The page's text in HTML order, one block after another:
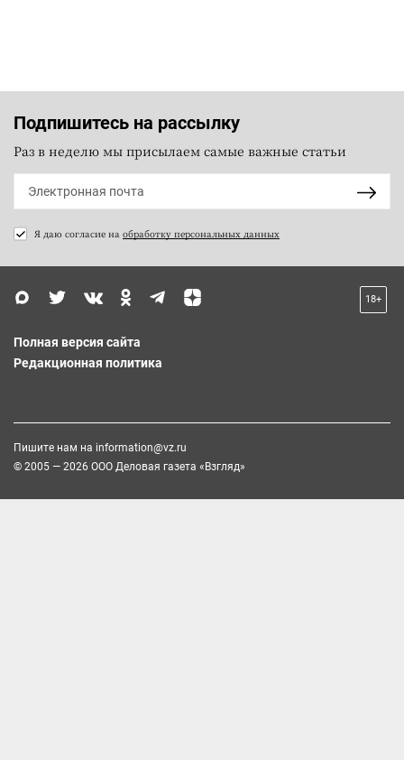
Подпишитесь на рассылку
Раз в неделю мы присылаем самые важные статьи
Я даю согласие на обработку персональных данных
18+
Полная версия сайта
Редакционная политика
Пишите нам на information@vz.ru
© 2005 — 2026 ООО Деловая газета «Взгляд»